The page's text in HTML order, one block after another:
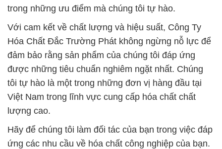
trong những ưu điểm mà chúng tôi tự hào.
Với cam kết về chất lượng và hiệu suất, Công Ty
Hóa Chất Đắc Trường Phát không ngừng nỗ lực để
đảm bảo rằng sản phẩm của chúng tôi đáp ứng
được những tiêu chuẩn nghiêm ngặt nhất. Chúng
tôi tự hào là một trong những đơn vị hàng đầu tại
Việt Nam trong lĩnh vực cung cấp hóa chất chất
lượng cao.
Hãy để chúng tôi làm đối tác của bạn trong việc đáp
ứng các nhu cầu về hóa chất công nghiệp của bạn.